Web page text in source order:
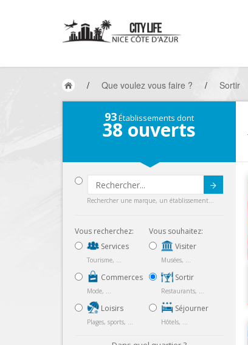
/ Que voulez vous faire ? / Sortir
93Établissements dont
38 ouverts
Rechercher une marque, un établissement...
Vous recherchez:
Services
Tourisme, ...
Commerces
Mode, ...
Loisirs
Plages, sports, ...
Vous souhaitez:
Visiter
Musées, ...
Sortir
Restaurants, ...
Séjourner
Hôtels, ...